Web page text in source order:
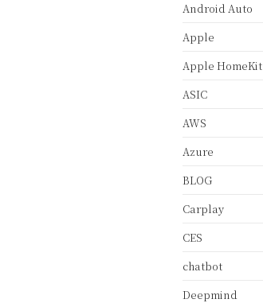
Android Auto
Apple
Apple HomeKit
ASIC
AWS
Azure
BLOG
Carplay
CES
chatbot
Deepmind